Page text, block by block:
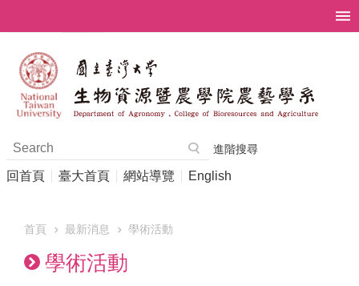
進階搜尋
回首頁 臺大首頁 網站導覽 English
首頁 最新消息 學術活動
學術活動